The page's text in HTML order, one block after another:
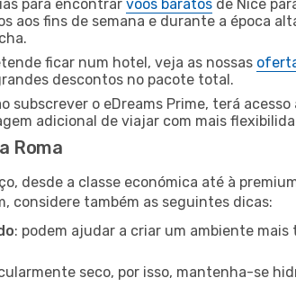
para encontrar voos baratos de Nice
aos fins de semana e durante a época
ficar num hotel, veja as nossas
descontos no pacote total.
subscrever o eDreams Prime, terá
adicional de viajar com mais
Roma
desde a classe económica até à
considere também as seguintes dicas:
: podem ajudar a criar um ambiente
seco, por isso, mantenha-se